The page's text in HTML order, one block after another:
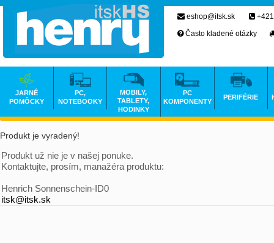
Produkt je vyradený!
Produkt už nie je v našej ponuke.
Kontaktujte, prosím, manažéra produktu:
Henrich Sonnenschein-ID0
itsk@itsk.sk
eshop@itsk.sk
Často kladené otázky
JARNÉ
POMÔCKY
PC,
NOTEBOOKY
MOBILY,
TABLETY,
HODINKY
PC
KOMPONENTY
PERIFÉRIE